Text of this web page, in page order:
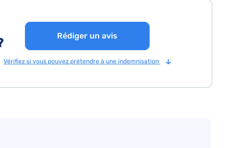
Rédiger un avis
Vérifiez si vous pouvez prétendre à une indemnisation